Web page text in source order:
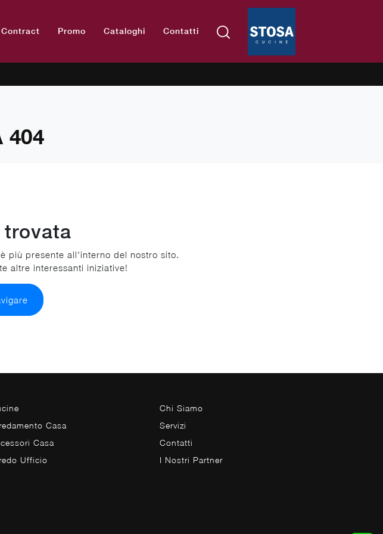
Contract Promo Cataloghi Contatti
404
trovata
più presente all'interno del nostro sito.
altre interessanti iniziative!
Casa
Casa
Ufficio
Chi Siamo
Servizi
Contatti
I Nostri Partner